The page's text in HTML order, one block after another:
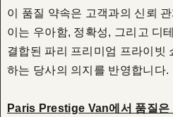
이 품질 약속은 고객과의 신뢰
이는 우아함, 정확성, 그리고 디
결합된 파리 프리미엄 프라이빗
하는 당사의 의지를 반영합니다.
Paris Prestige Van에서 품질은